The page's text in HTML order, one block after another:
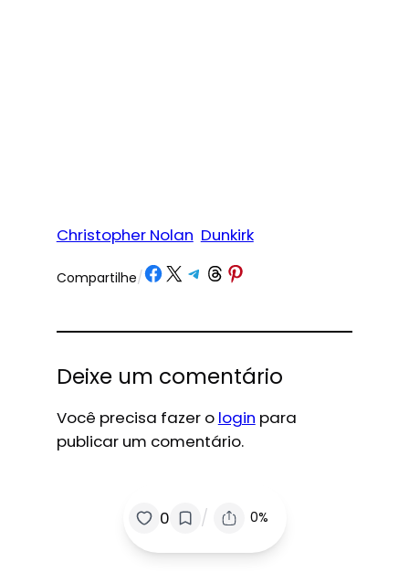
Christopher Nolan Dunkirk
Compartilhe/Share on Facebook
Share on X Share on Telegram
Share on Threads
Share on Pinterest
Deixe um comentário
Você precisa fazer o login para
publicar um comentário.
0 / 0%